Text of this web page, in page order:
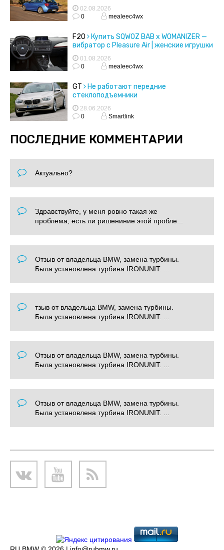
02.08.2026
0
mealeec4wx
F20
Купить SQWOZ BAB x WOMANIZER —
вибратор с Pleasure Air | женские игрушки
01.08.2026
0
mealeec4wx
GT
Не работают передние
стеклоподъемники
28.06.2026
0
Smartlink
ПОСЛЕДНИЕ КОММЕНТАРИИ
Актуально?
Здравствуйте, у меня ровно такая же
проблема, есть ли ришениние этой пробле...
Отзыв от владельца BMW, замена турбины.
Была установлена турбина IRONUNIT. ...
тзыв от владельца BMW, замена турбины.
Была установлена турбина IRONUNIT. ...
Отзыв от владельца BMW, замена турбины.
Была установлена турбина IRONUNIT. ...
Отзыв от владельца BMW, замена турбины.
Была установлена турбина IRONUNIT. ...